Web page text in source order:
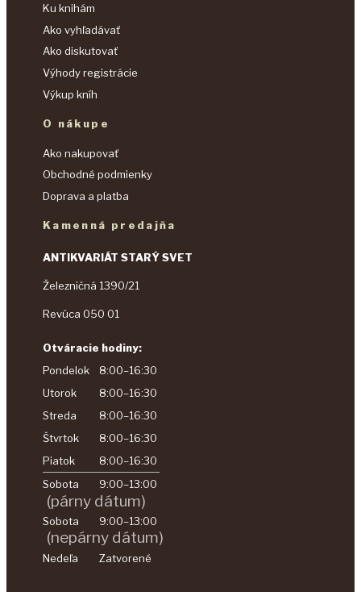
Ku knihám
Ako vyhľadávať
Ako diskutovať
Výhody registrácie
Výkup kníh
O nákupe
Ako nakupovať
Obchodné podmienky
Doprava a platba
Kamenná predajňa
ANTIKVARIÁT STARÝ SVET
Železničná 1390/21
Revúca 050 01
Otváracie hodiny:
Pondelok
8:00–16:30
Utorok
8:00–16:30
Streda
8:00–16:30
Štvrtok
8:00–16:30
Piatok
8:00–16:30
Sobota
9:00–13:00
(párny dátum)
Sobota 9:00–13:00
(nepárny dátum)
Nedeľa Zatvorené